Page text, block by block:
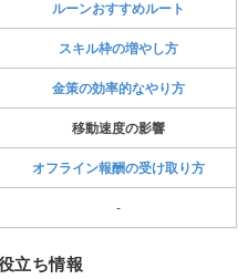
ルーンおすすめルート
スキル枠の増やし方
金策の効率的なやり方
移動速度の影響
オフライン報酬の受け取り方
-
立ち情報